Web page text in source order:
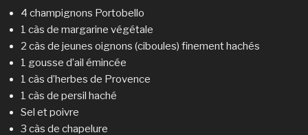
4 champignons Portobello
1 càs de margarine végétale
2 càs de jeunes oignons (ciboules) finement hachés
1 gousse d’ail émincée
1 càs d’herbes de Provence
1 càs de persil haché
Sel et poivre
3 càs de chapelure